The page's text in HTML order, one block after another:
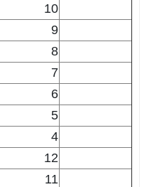
10
9
8
7
6
5
4
12
11